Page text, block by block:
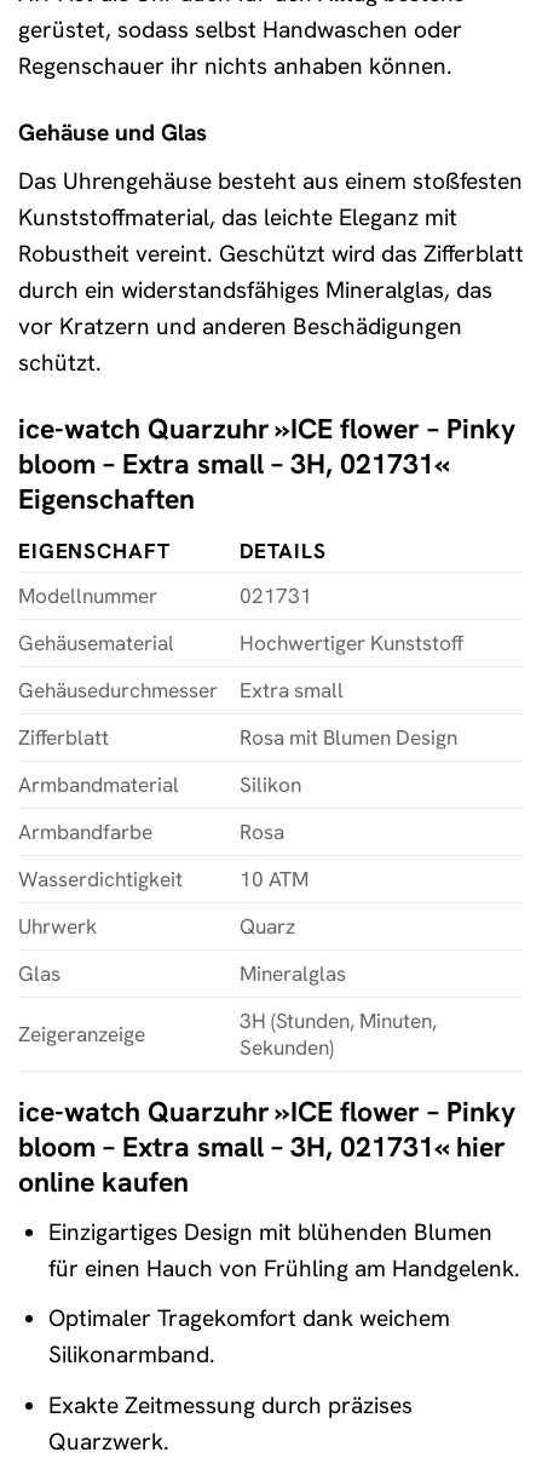
gerüstet, sodass selbst Handwaschen oder
Regenschauer ihr nichts anhaben können.
Gehäuse und Glas
Das Uhrengehäuse besteht aus einem stoßfesten
Kunststoffmaterial, das leichte Eleganz mit
Robustheit vereint. Geschützt wird das Zifferblatt
durch ein widerstandsfähiges Mineralglas, das
vor Kratzern und anderen Beschädigungen
schützt.
ice-watch Quarzuhr »ICE flower – Pinky
bloom – Extra small – 3H, 021731«
Eigenschaften
EIGENSCHAFT
DETAILS
Modellnummer
021731
Gehäusematerial
Hochwertiger Kunststoff
Gehäusedurchmesser
Extra small
Zifferblatt
Rosa mit Blumen Design
Armbandmaterial
Silikon
Armbandfarbe
Rosa
Wasserdichtigkeit
10 ATM
Uhrwerk
Quarz
Glas
Mineralglas
Zeigeranzeige
3H (Stunden, Minuten,
Sekunden)
ice-watch Quarzuhr »ICE flower – Pinky
bloom – Extra small – 3H, 021731« hier
online kaufen
Einzigartiges Design mit blühenden Blumen
für einen Hauch von Frühling am Handgelenk.
Optimaler Tragekomfort dank weichem
Silikonarmband.
Exakte Zeitmessung durch präzises
Quarzwerk.